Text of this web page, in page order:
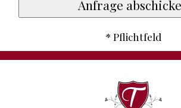
* Pflichtfeld